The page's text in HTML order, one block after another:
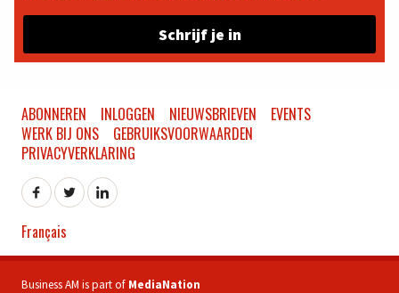
Schrijf je in
ABONNEREN INLOGGEN NIEUWSBRIEVEN
EVENTS
WERK BIJ ONS
GEBRUIKSVOORWAARDEN
PRIVACYVERKLARING
Français
Business AM is part of MediaNation